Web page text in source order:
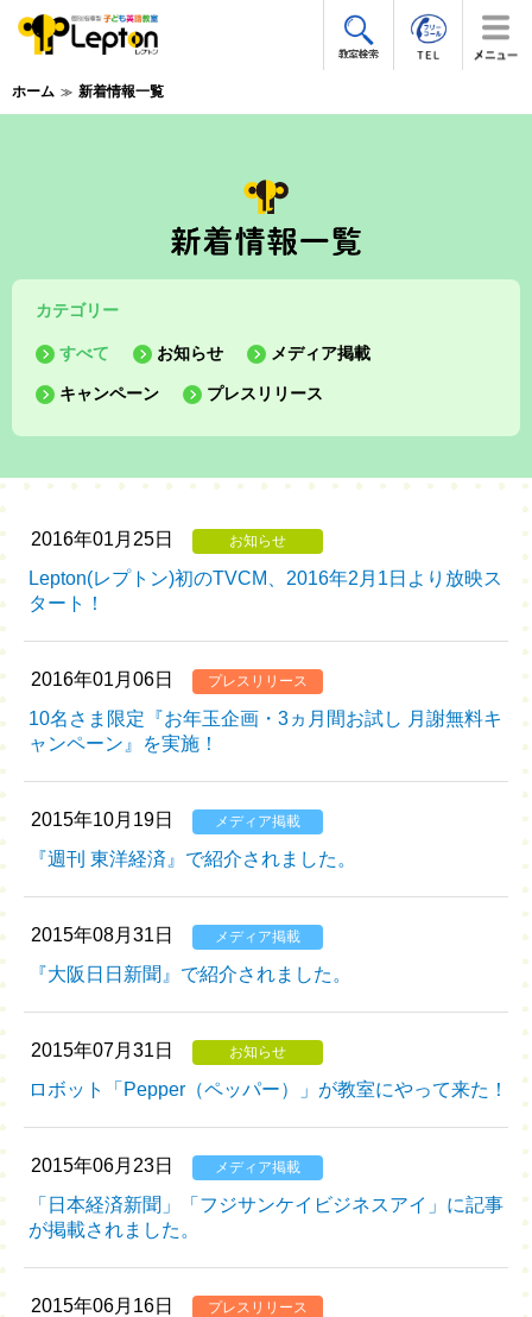
ホーム 新着情報一覧
カテゴリー
すべて お知らせ メディア掲載
キャンペーン プレスリリース
2016年01月25日 お知らせ
Lepton(レプトン)初のTVCM、2016年2月1日より放映ス
タート！
2016年01月06日 プレスリリース
10名さま限定『お年玉企画・3ヵ月間お試し 月謝無料キ
ャンペーン』を実施！
2015年10月19日 メディア掲載
『週刊 東洋経済』で紹介されました。
2015年08月31日 メディア掲載
『大阪日日新聞』で紹介されました。
2015年07月31日 お知らせ
ロボット「Pepper（ペッパー）」が教室にやって来た！
2015年06月23日 メディア掲載
「日本経済新聞」「フジサンケイビジネスアイ」に記事
が掲載されました。
2015年06月16日 プレスリリース